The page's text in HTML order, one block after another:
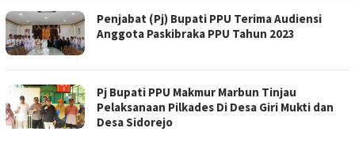
Penjabat (Pj) Bupati PPU Terima Audiensi
Anggota Paskibraka PPU Tahun 2023
Pj Bupati PPU Makmur Marbun Tinjau
Pelaksanaan Pilkades Di Desa Giri Mukti dan
Desa Sidorejo